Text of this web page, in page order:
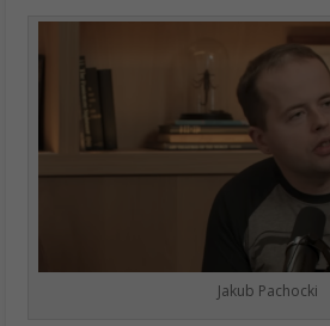
Jakub Pachocki